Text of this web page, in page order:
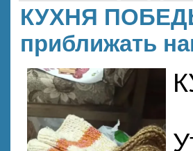
КУХНЯ
приближать